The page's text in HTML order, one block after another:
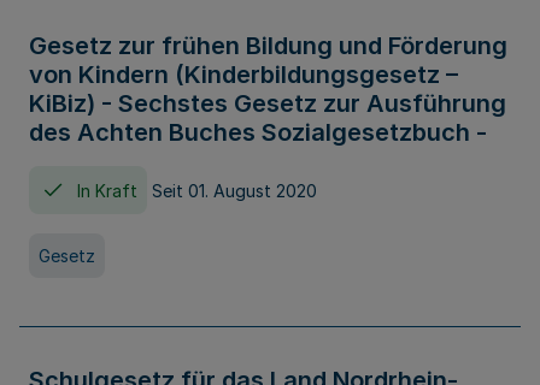
Gesetz zur frühen Bildung und Förderung
von Kindern (Kinderbildungsgesetz –
KiBiz) - Sechstes Gesetz zur Ausführung
des Achten Buches Sozialgesetzbuch -
In Kraft Seit 01. August 2020
Gesetz